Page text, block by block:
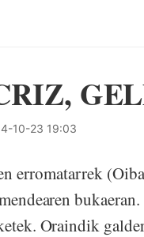
10-23 19:03
erromatarrek
Oraindik